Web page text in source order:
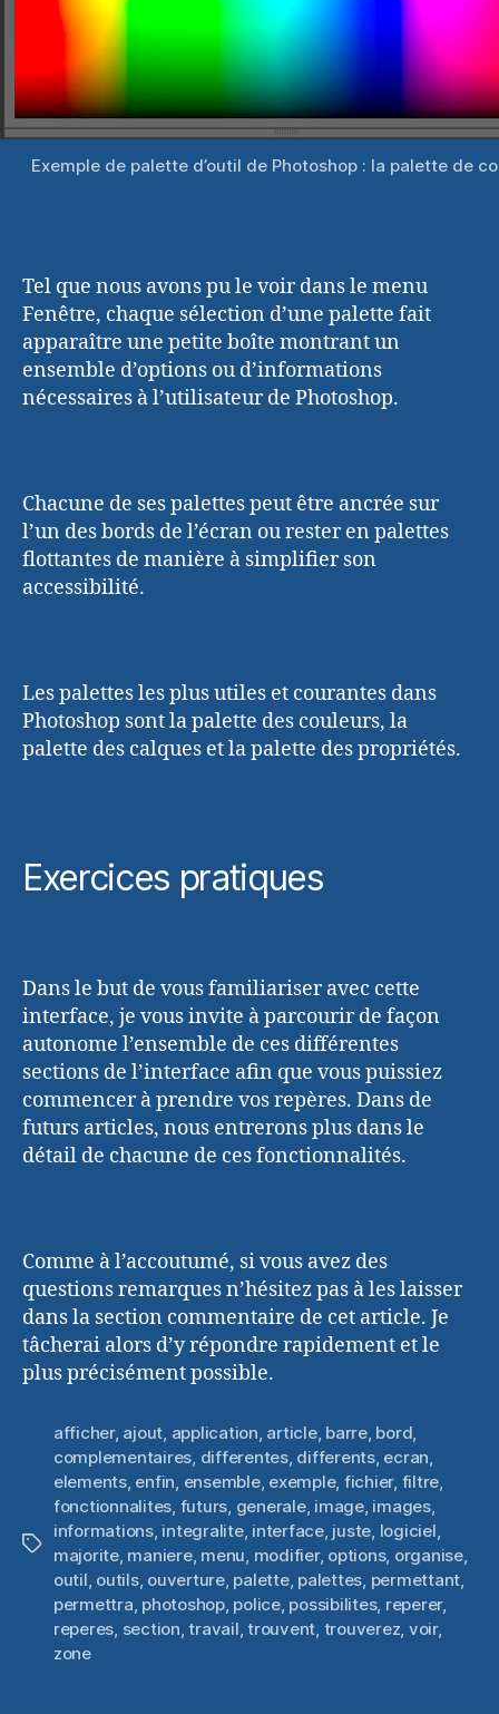
Exemple de palette d’outil de Photoshop : la palette de
Tel que nous avons pu le voir dans le menu
Fenêtre, chaque sélection d’une palette fait
apparaître une petite boîte montrant un
ensemble d’options ou d’informations
nécessaires à l’utilisateur de Photoshop.
Chacune de ses palettes peut être ancrée sur
l’un des bords de l’écran ou rester en palettes
flottantes de manière à simplifier son
accessibilité.
Les palettes les plus utiles et courantes dans
Photoshop sont la palette des couleurs, la
palette des calques et la palette des propriétés.
Exercices pratiques
Dans le but de vous familiariser avec cette
interface, je vous invite à parcourir de façon
autonome l’ensemble de ces différentes
sections de l’interface afin que vous puissiez
commencer à prendre vos repères. Dans de
futurs articles, nous entrerons plus dans le
détail de chacune de ces fonctionnalités.
Comme à l’accoutumé, si vous avez des
questions remarques n’hésitez pas à les laisser
dans la section commentaire de cet article. Je
tâcherai alors d’y répondre rapidement et le
plus précisément possible.
Étiquettes
afficher, ajout, application, article, barre, bord,
complementaires, differentes, differents, ecran,
elements, enfin, ensemble, exemple, fichier, filtre,
fonctionnalites, futurs, generale, image, images,
informations, integralite, interface, juste, logiciel,
majorite, maniere, menu, modifier, options, organise,
outil, outils, ouverture, palette, palettes, permettant,
permettra, photoshop, police, possibilites, reperer,
reperes, section,travail,trouvent, trouverez, voir,
zone